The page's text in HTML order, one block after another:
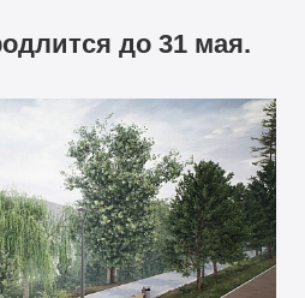
до 31 мая.